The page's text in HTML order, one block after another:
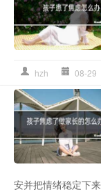
hzh 08-29
安并把情绪稳定下